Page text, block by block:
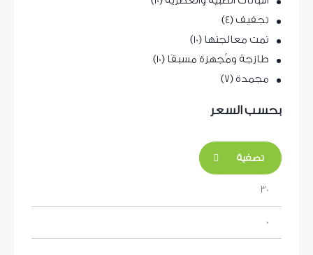
تجفيف(4)
تمت معالجتها(10)
طازجة ومُجهزة مسبقًا(10)
مجمدة(7)
بحسب السعر
تصفية